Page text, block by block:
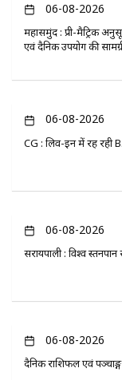
06-08-2026
महासमुंद : प्री-मैट्रिक
एवं दैनिक उपयोग की
06-08-2026
CG : लिव-इन में रह रही
06-08-2026
सरायपाली : विश्व
06-08-2026
दैनिक राशिफल एवं